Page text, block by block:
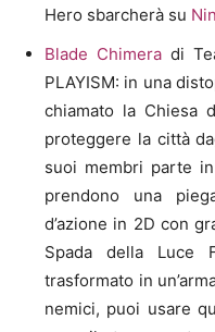
Hero sbarcherà su
Blade Chimeradi
PLAYISM: in una
chiamato la Chiesa
proteggere la città
suoi membri parte
prendono una
d’azione in 2D con
Spada della Luce
trasformato in
nemici, puoi usare